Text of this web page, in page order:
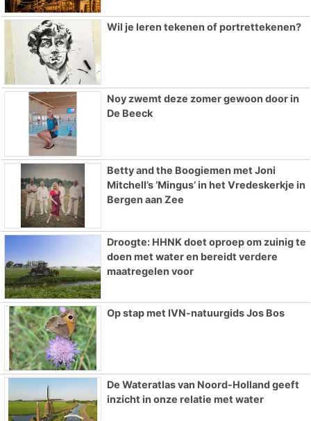
Wil je leren tekenen of portrettekenen?
Noy zwemt deze zomer gewoon door in
De Beeck
Betty and the Boogiemen met Joni
Mitchell’s ‘Mingus’ in het Vredeskerkje in
Bergen aan Zee
Droogte: HHNK doet oproep om zuinig te
doen met water en bereidt verdere
maatregelen voor
Op stap met IVN-natuurgids Jos Bos
De Wateratlas van Noord-Holland geeft
inzicht in onze relatie met water